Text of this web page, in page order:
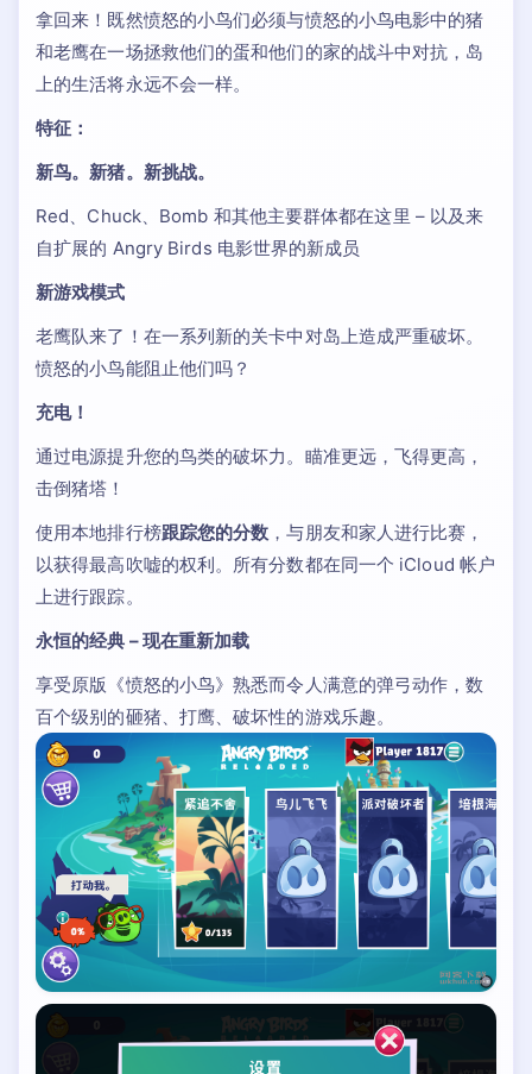
拿回来！既然愤怒的小鸟们必须与愤怒的小鸟电影中的猪
和老鹰在一场拯救他们的蛋和他们的家的战斗中对抗，岛
上的生活将永远不会一样。
特征：
新鸟。新猪。新挑战。
Red、Chuck、Bomb 和其他主要群体都在这里 – 以及来
自扩展的 Angry Birds 电影世界的新成员
新游戏模式
老鹰队来了！在一系列新的关卡中对岛上造成严重破坏。
愤怒的小鸟能阻止他们吗？
充电！
通过电源提升您的鸟类的破坏力。瞄准更远，飞得更高，
击倒猪塔！
使用本地排行榜跟踪您的分数 ，与朋友和家人进行比赛，
以获得最高吹嘘的权利。所有分数都在同一个 iCloud 帐户
上进行跟踪。
永恒的经典 – 现在重新加载
享受原版《愤怒的小鸟》熟悉而令人满意的弹弓动作，数
百个级别的砸猪、打鹰、破坏性的游戏乐趣。